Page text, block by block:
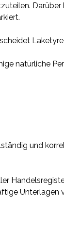
natürliche
und
Unterlagen